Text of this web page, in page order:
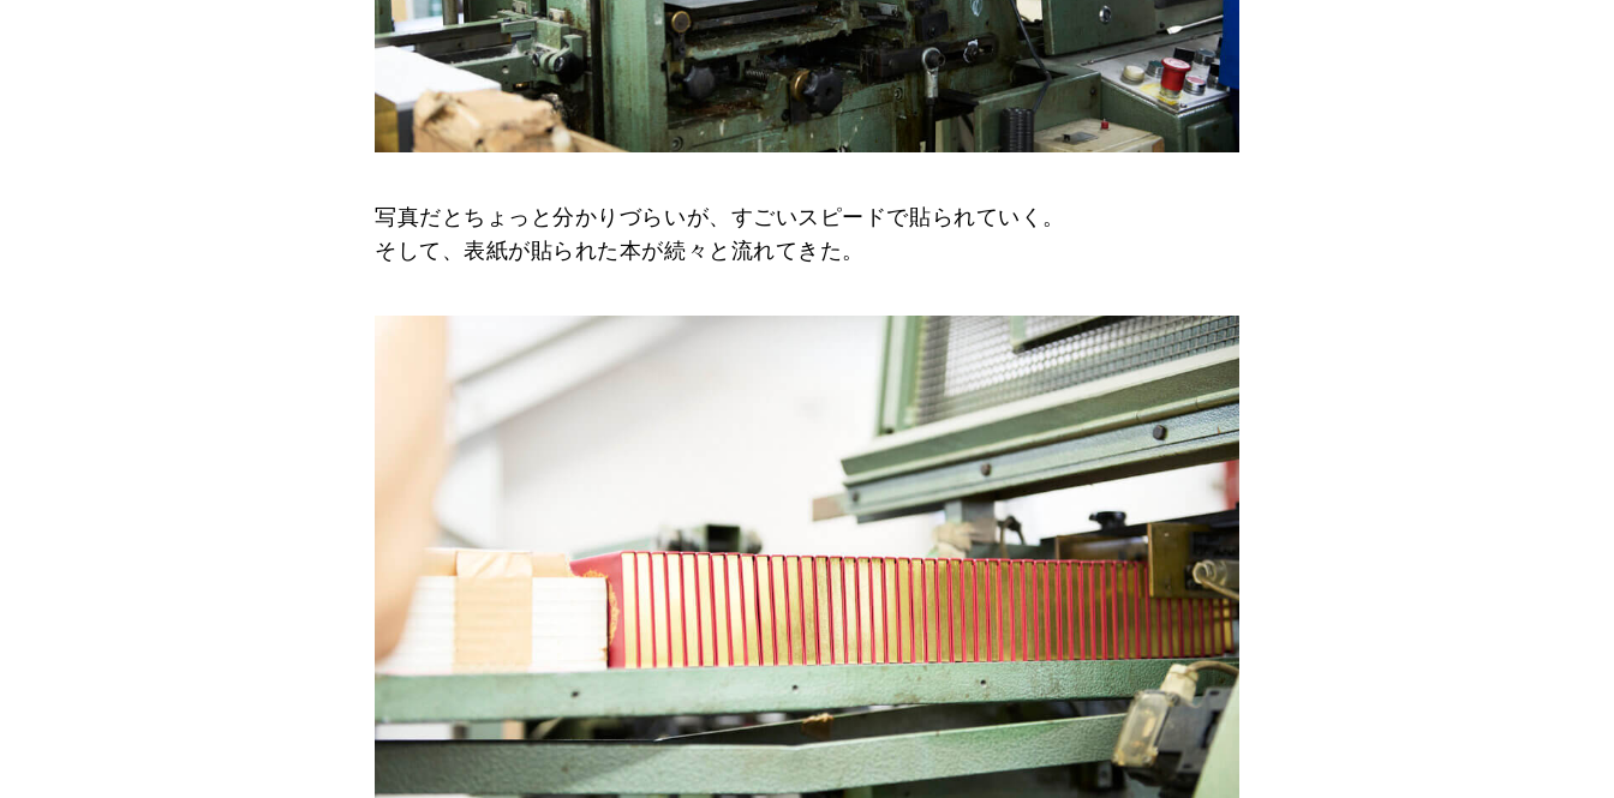
写真だとちょっと分かりづらいが、すごいスピードで貼られていく。
そして、表紙が貼られた本が続々と流れてきた。